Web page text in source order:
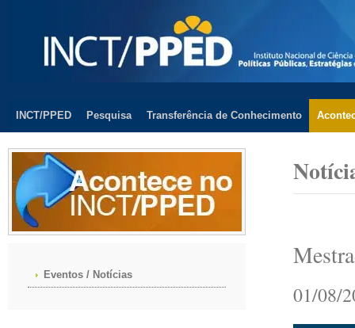
INCT/PPED Pesquisa Transferência de Conhecimento
01/08/
Eventos / Notícias